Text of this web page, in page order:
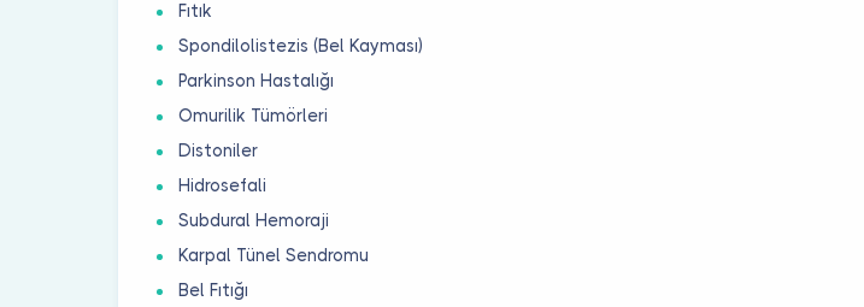
Fıtık
Spondilolistezis (Bel Kayması)
Parkinson Hastalığı
Omurilik Tümörleri
Distoniler
Hidrosefali
Subdural Hemoraji
Karpal Tünel Sendromu
Bel Fıtığı